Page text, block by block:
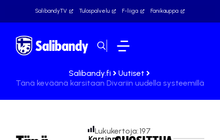
SalibandyTV Tulospalvelu F-liiga Fanikauppa
Salibandy.fi
Uutiset
Tänä keväänä karsitaan Divariin uudella systeemillä
Lukukertoja:197